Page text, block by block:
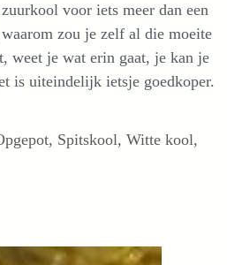
voor iets meer dan een
zou je zelf al die moeite
weet je wat erin gaat, je kan je
is uiteindelijk ietsje goedkoper.
, Spitskool, Witte kool,